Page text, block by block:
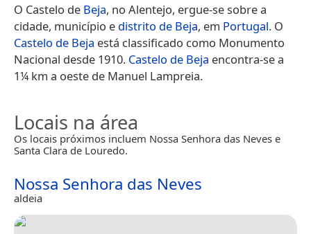
O Castelo de Beja, no Alentejo, ergue-se sobre a
cidade, município e distrito de Beja, em Portugal. O
Castelo de Beja está classificado como Monumento
Nacional desde 1910. Castelo de Beja encontra-se a
1¼ km a oeste de Manuel Lampreia.
Locais na área
Os locais próximos incluem Nossa Senhora das Neves e
Santa Clara de Louredo.
Nossa Senhora das Neves
aldeia